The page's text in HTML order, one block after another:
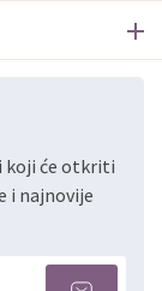
koji će otkriti
i najnovije